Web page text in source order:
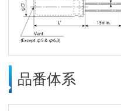
品番体系